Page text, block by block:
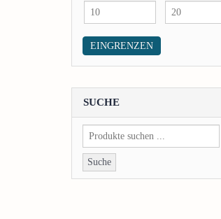
Min.
Preis
Max.
Preis
EINGRENZEN
SUCHE
Suche